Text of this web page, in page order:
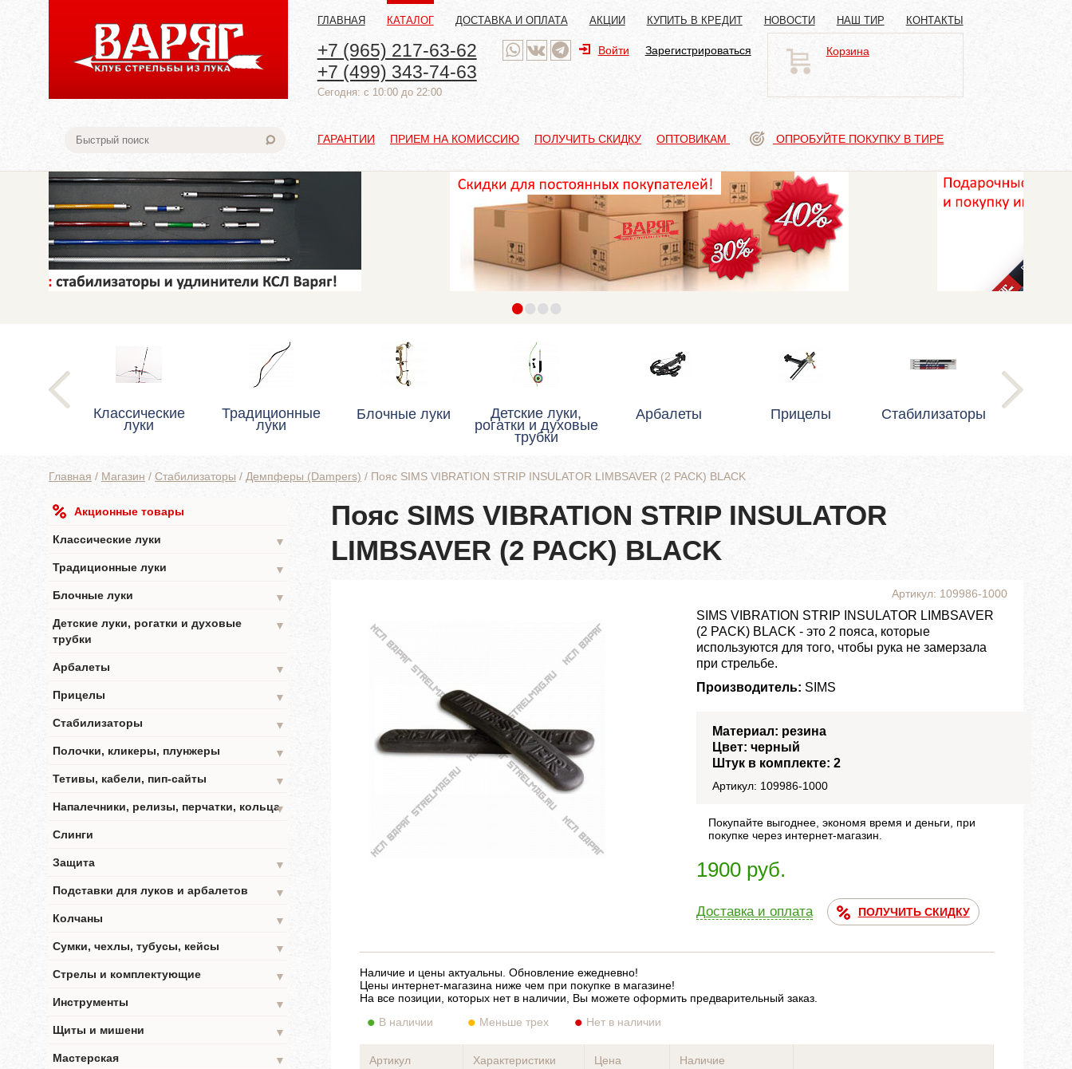
ГЛАВНАЯ КАТАЛОГ ДОСТАВКА И ОПЛАТА АКЦИИ КУПИТЬ В КРЕДИТ НОВОСТИ НАШ ТИР КОНТАКТЫ
+7 (965) 217-63-62
+7 (499) 343-74-63
Cегодня: с 10:00 до 22:00
Войти Зарегистрироваться Корзина
ГАРАНТИИ ПРИЕМ НА КОМИССИЮ ПОЛУЧИТЬ СКИДКУ ОПТОВИКАМ ОПРОБУЙТЕ ПОКУПКУ В ТИРЕ
••••
Классические
луки
Традиционные
луки
Блочные луки Детские луки,
рогатки и духовые
трубки
Арбалеты Прицелы Стабилизаторы
Главная / Магазин / Стабилизаторы / Демпферы (Dampers) / Пояс SIMS VIBRATION STRIP INSULATOR LIMBSAVER (2 PACK) BLACK
Акционные товары
Классические луки
▼
Традиционные луки
▼
Блочные луки
▼
Детские луки, рогатки и духовые
трубки
▼
Арбалеты
▼
Прицелы
▼
Стабилизаторы
▼
Полочки, кликеры, плунжеры
▼
Тетивы, кабели, пип-сайты
▼
Напалечники, релизы, перчатки, кольца▼
Слинги
Защита
▼
Подставки для луков и арбалетов
▼
Колчаны
▼
Сумки, чехлы, тубусы, кейсы
▼
Стрелы и комплектующие
▼
Инструменты
▼
Щиты и мишени
▼
Мастерская
▼
Пояс SIMS VIBRATION STRIP INSULATOR
LIMBSAVER (2 PACK) BLACK
Артикул: 109986-1000
SIMS VIBRATION STRIP INSULATOR LIMBSAVER
(2 PACK) BLACK - это 2 пояса, которые
используются для того, чтобы рука не замерзала
при стрельбе.
Производитель: SIMS
Материал: резина
Цвет: черный
Штук в комплекте: 2
Артикул: 109986-1000
Покупайте выгоднее, экономя время и деньги, при
покупке через интернет-магазин.
1900 руб.
Доставка и оплата ПОЛУЧИТЬ СКИДКУ
Наличие и цены актуальны. Обновление ежедневно!
Цены интернет-магазина ниже чем при покупке в магазине!
На все позиции, которых нет в наличии, Вы можете оформить предварительный заказ.
В наличии
Меньше трех Нет в наличии
Артикул Характеристики Цена Наличие